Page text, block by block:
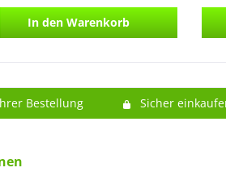
In den Warenkorb
Bestellung Sicher